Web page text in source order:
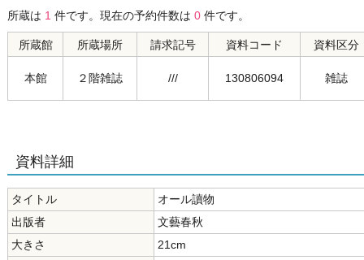
所蔵は 1 件です。現在の予約件数は 0 件です。
所蔵館 所蔵場所 請求記号 資料コード 資料区分
本館 ２階雑誌 /// 130806094 雑誌
資料詳細
タイトル
オール讀物
出版者
文藝春秋
大きさ
21cm